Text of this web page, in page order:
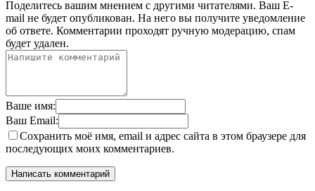
Поделитесь вашим мнением с другими читателями. Ваш E-
mail не будет опубликован. На него вы получите уведомление
об ответе. Комментарии проходят ручную модерацию, спам
будет удален.
Ваше имя:
Ваш Email:
Сохранить моё имя, email и адрес сайта в этом браузере для
последующих моих комментариев.